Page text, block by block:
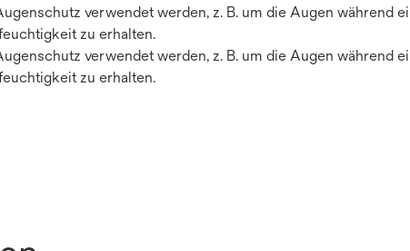
verwendet werden, z. B. um die Augen während
zu erhalten.
verwendet werden, z. B. um die Augen während
zu erhalten.